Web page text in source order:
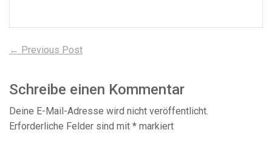
Beitragsnavigation
← Previous PostPrevious
Schreibe einen Kommentar
Deine E-Mail-Adresse wird nicht veröffentlicht.
Erforderliche Felder sind mit * markiert